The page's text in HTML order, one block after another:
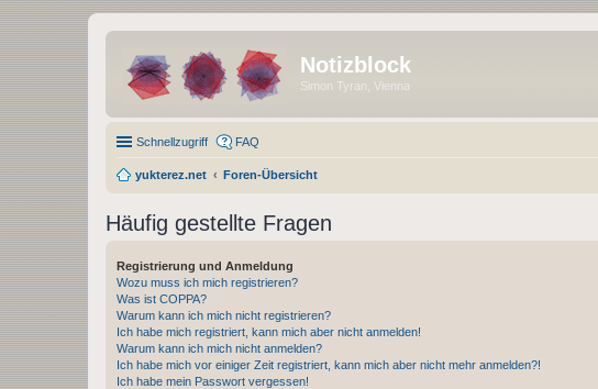
Notizblock
Simon Tyran, Vienna
Schnellzugriff FAQ
yukterez.net Foren-Übersicht
Häufig gestellte Fragen
Registrierung und Anmeldung
Wozu muss ich mich registrieren?
Was ist COPPA?
Warum kann ich mich nicht registrieren?
Ich habe mich registriert, kann mich aber nicht anmelden!
Warum kann ich mich nicht anmelden?
Ich habe mich vor einiger Zeit registriert, kann mich aber nicht mehr anmelden?!
Ich habe mein Passwort vergessen!